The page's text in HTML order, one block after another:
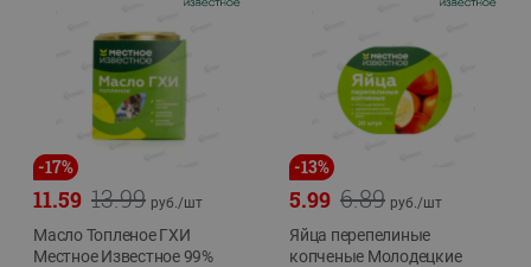
-17%
13.99
11.59 руб./шт
Масло Топленое ГХИ
Местное Известное 99%
-13%
6.89
5.99 руб./шт
Яйца перепелиные
копченые Молодецкие